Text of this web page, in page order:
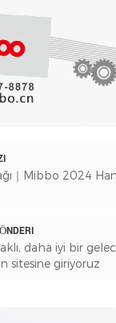
｜Mibbo 2024
daha iyi bir
sitesine giriyoruz